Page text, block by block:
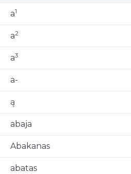
a1
a2
a3
a-
ą
abaja
Abakanas
abatas